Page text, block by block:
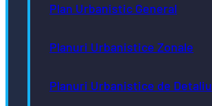
Plan Urbanistic General
Planuri Urbanistice Zonale
Planuri Urbanistice de Detaliu